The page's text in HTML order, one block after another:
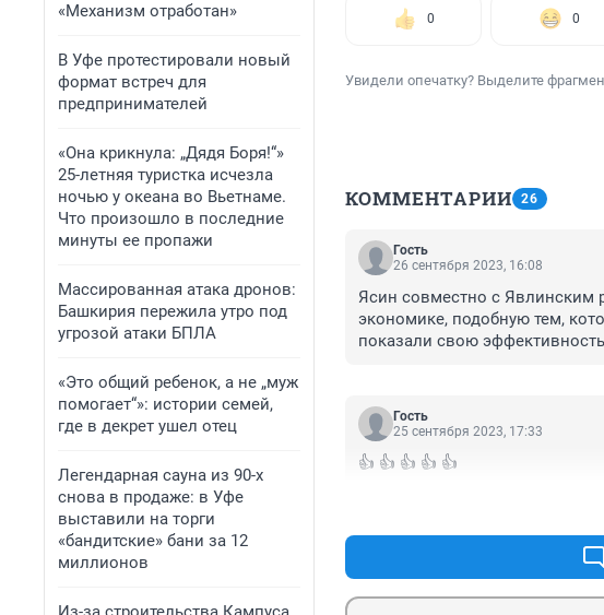
«Механизм отработан»
В Уфе протестировали новый
формат встреч для
предпринимателей
«Она крикнула: „Дядя Боря!“»
25-летняя туристка исчезла
ночью у океана во Вьетнаме.
Что произошло в последние
минуты ее пропажи
Массированная атака дронов:
Башкирия пережила утро под
угрозой атаки БПЛА
«Это общий ребенок, а не „муж
помогает“»: истории семей,
где в декрет ушел отец
Легендарная сауна из 90-х
снова в продаже: в Уфе
выставили на торги
«бандитские» бани за 12
миллионов
0 0
Увидели опечатку? Выделите
КОММЕНТАРИИ 26
Гость
26 сентября 2023, 16:08
Ясин совместно с Явлинским
экономике, подобную тем,
показали свою
Гость
25 сентября 2023, 17:33
👍 👍 👍 👍 👍